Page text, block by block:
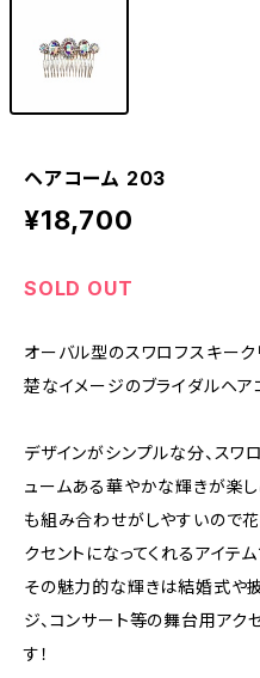
ヘアコーム 203
¥18,700
SOLD OUT
オーバル型のスワロフスキー
楚なイメージのブライダルヘア
デザインがシンプルな分、スワ
ュームある華やかな輝きが楽し
も組み合わせがしやすいので
クセントになってくれるアイテム
その魅力的な輝きは結婚式や
ジ、コンサート等の舞台用アク
す！